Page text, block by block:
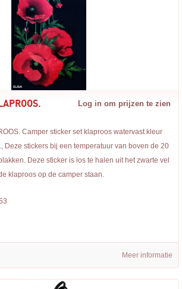
Log in om prijzen te zien
Camper sticker set klaproos watervast kleur
Deze stickers bij een temperatuur van boven de 20
Deze sticker is los te halen uit het zwarte vel
klaproos op de camper staan.
Meer informatie